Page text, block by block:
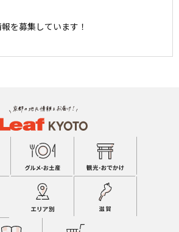
を募集しています！